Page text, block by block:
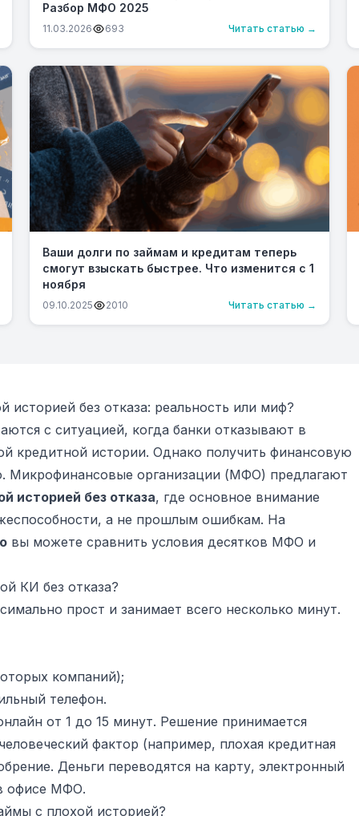
Разбор МФО 2025
11.03.2026 693 Читать статью →
Ваши долги по займам и кредитам теперь
смогут взыскать быстрее. Что изменится с 1
ноября
09.10.2025 2010 Читать статью →
историей без отказа: реальность или миф?
с ситуацией, когда банки отказывают в
кредитной истории. Однако получить финансовую
Микрофинансовые организации (МФО) предлагают
историей без отказа, где основное внимание
а не прошлым ошибкам. На
вы можете сравнить условия десятков МФО и
КИ без отказа?
прост и занимает всего несколько минут.
компаний);
телефон.
от 1 до 15 минут. Решение принимается
фактор (например, плохая кредитная
Деньги переводятся на карту, электронный
офисе МФО.
с плохой историей?